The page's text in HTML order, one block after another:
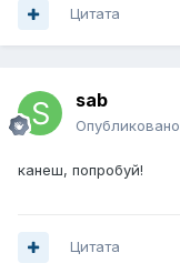
Цитата
sab
Опубликовано
канеш, попробуй!
Цитата